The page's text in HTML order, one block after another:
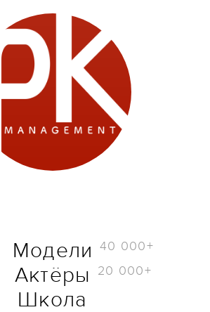
Модели 40 000+
Актёры 20 000+
Школа